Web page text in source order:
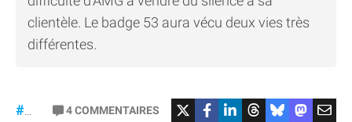
clientèle. Le badge 53 aura vécu deux vies très
différentes.
#Mercedes
4COMMENTAIRES